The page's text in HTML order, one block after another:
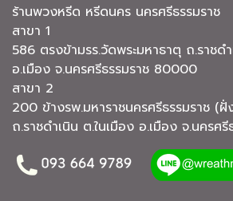
ร้านพวงหรีด หรีดนคร นครศรีธรรมราช
สาขา 1
586 ตรงข้ามรร.วัดพระมหาธาตุ ถ.ราชด
อ.เมือง จ.นครศรีธรรมราช 80000
สาขา 2
200 ข้างรพ.มหาราชนครศรีธรรมราช (
ถ.ราชดำเนิน ต.ในเมือง อ.เมือง จ.นครศ